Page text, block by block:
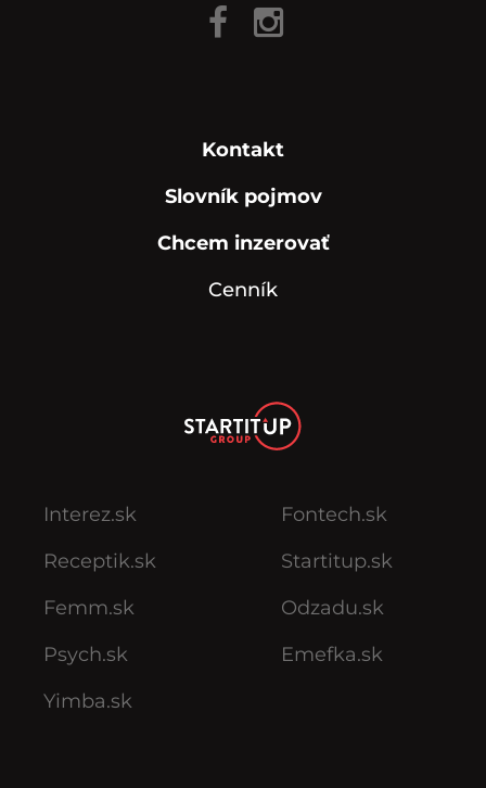
Kontakt
Slovník pojmov
Chcem inzerovať
Cenník
Interez.sk
Receptik.sk
Femm.sk
Psych.sk
Yimba.sk
Fontech.sk
Startitup.sk
Odzadu.sk
Emefka.sk